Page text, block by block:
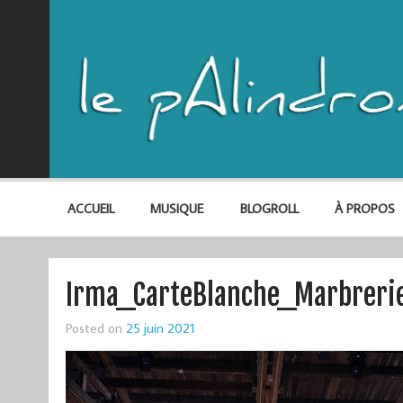
ACCUEIL MUSIQUE BLOGROLL À PROPOS
Posted on 25 juin 2021